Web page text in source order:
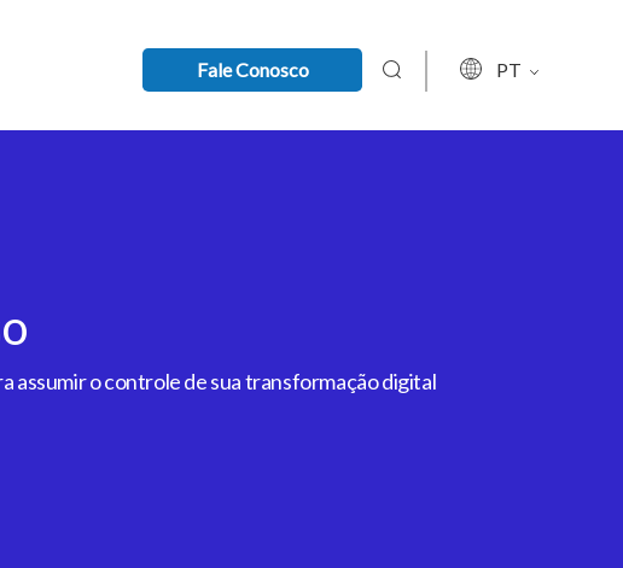
Fale Conosco PT
assumir o controle de sua transformação digital